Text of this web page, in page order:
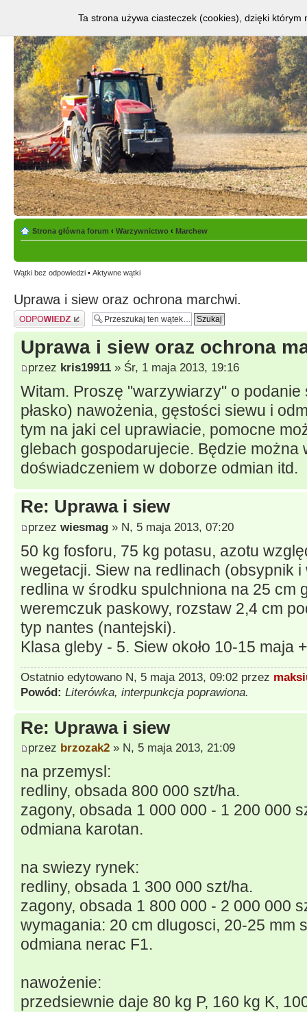
Strona główna forum ‹ Warzywnictwo ‹ Marchew
Wątki bez odpowiedzi • Aktywne wątki
Uprawa i siew oraz ochrona marchwi.
Odpowiedz
Uprawa i siew oraz ochrona
przez kris19911 » Śr, 1 maja 2013, 19:16
Witam. Proszę "warzywiarzy" o
płasko) nawożenia, gęstości siewu i
tym na jaki cel uprawiacie, pomocne
glebach gospodarujecie. Będzie można
doświadczeniem w doborze odmian itd.
Re: Uprawa i siew
przez wiesmag » N, 5 maja 2013, 07:20
50 kg fosforu, 75 kg potasu, azotu
wegetacji. Siew na redlinach (obsypnik i
redlina w środku spulchniona na 25 cm
weremczuk paskowy, rozstaw 2,4 cm
typ nantes (nantejski).
Klasa gleby - 5. Siew około 10-15 maja
Ostatnio edytowano N, 5 maja 2013, 09:02 przez
Powód: Literówka, interpunkcja poprawiona.
Re: Uprawa i siew
przez brzozak2 » N, 5 maja 2013, 21:09
na przemysl:
redliny, obsada 800 000 szt/ha.
zagony, obsada 1 000 000 - 1 200 000
odmiana karotan.
na swiezy rynek:
redliny, obsada 1 300 000 szt/ha.
zagony, obsada 1 800 000 - 2 000 000
wymagania: 20 cm dlugosci, 20-25 mm
odmiana nerac F1.
nawożenie:
przedsiewnie daje 80 kg P, 160 kg K,
Ta strona używa ciasteczek (cookies), dzięki którym